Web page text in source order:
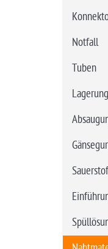
Notfall
Tuben